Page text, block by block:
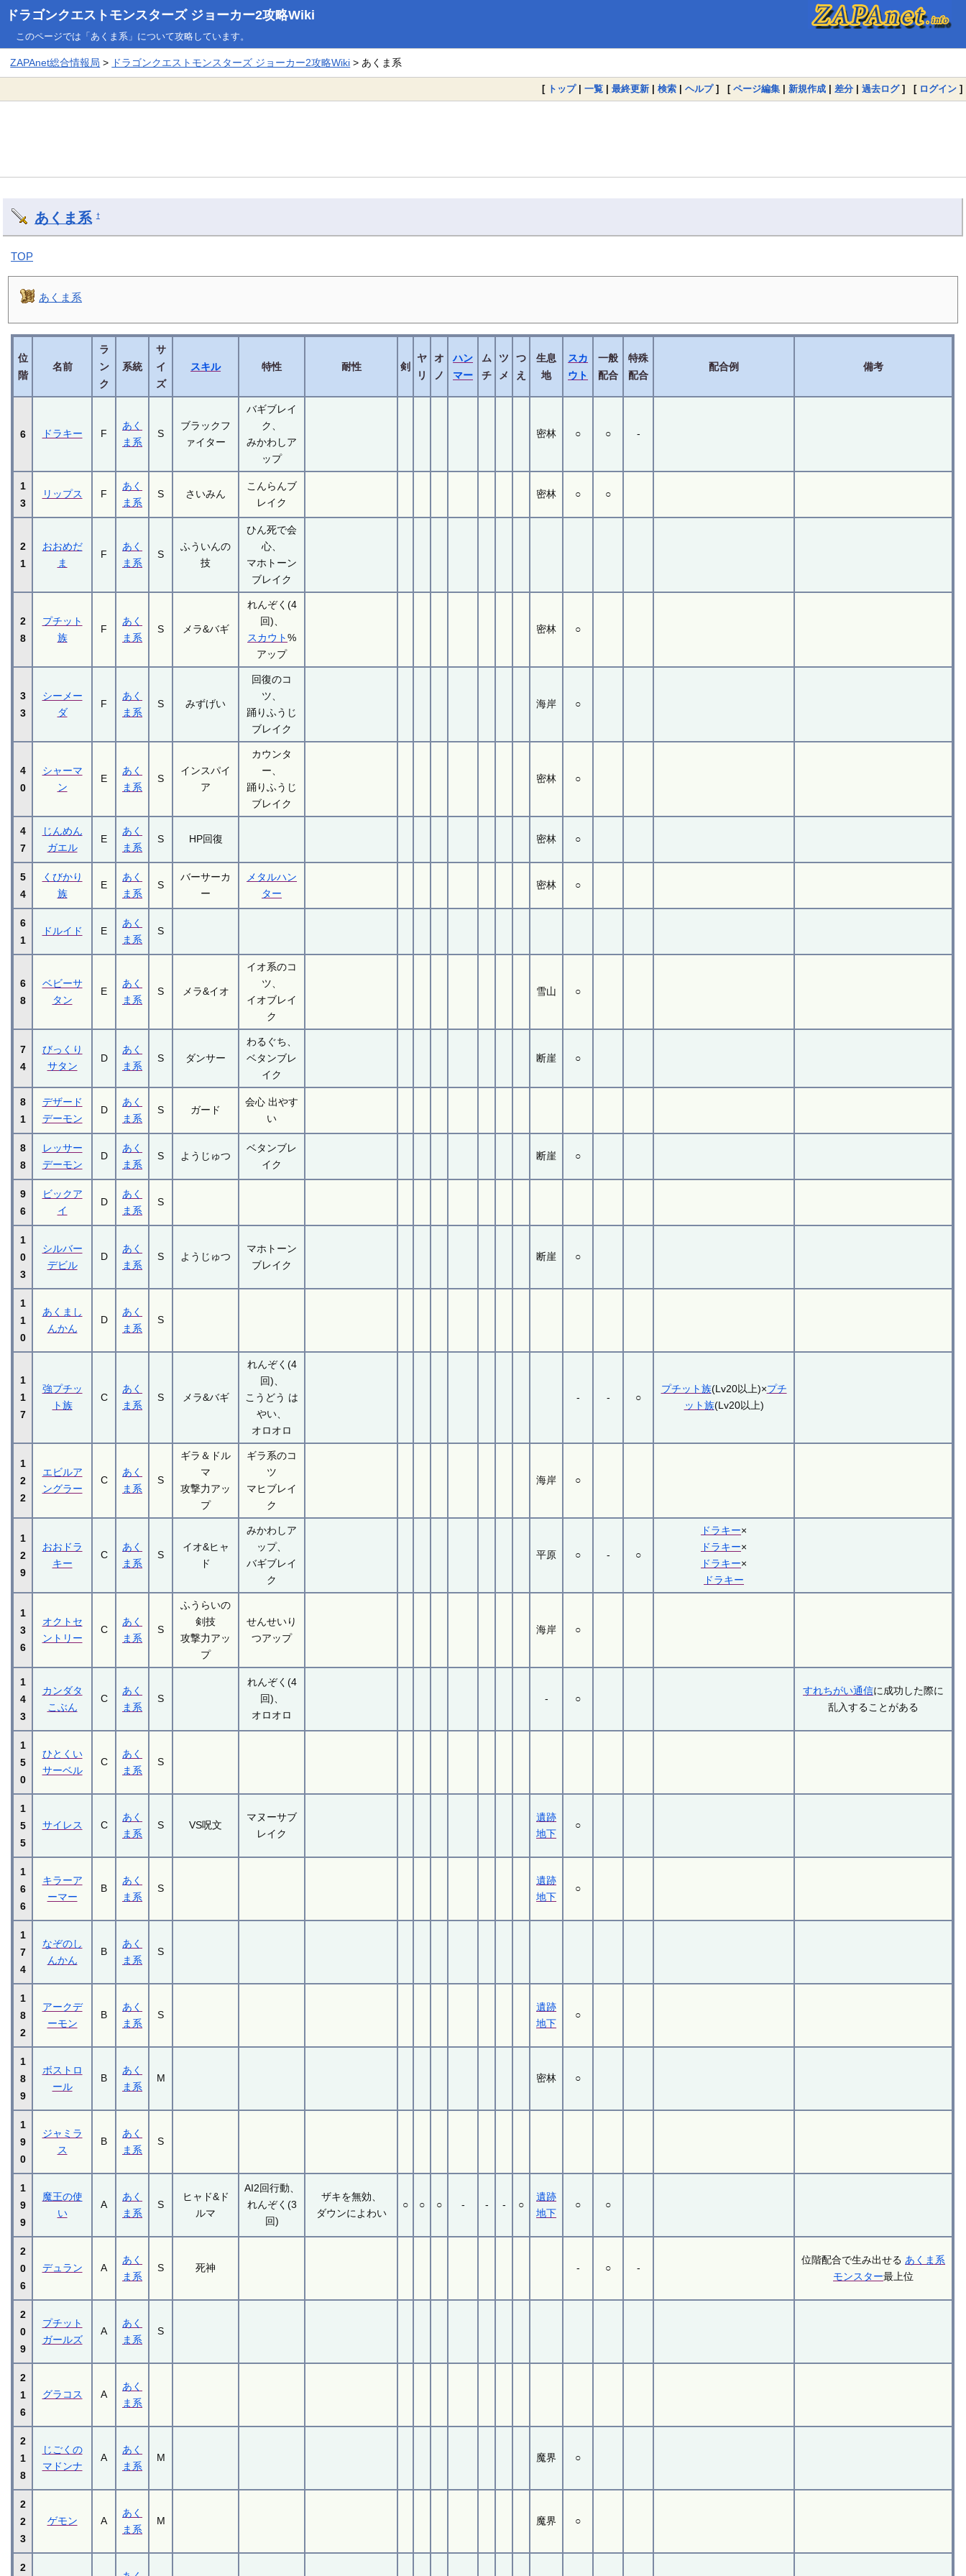
ドラゴンクエストモンスターズ ジョーカー2攻略Wiki
このページでは「あくま系」について攻略しています。
ZAPAnet総合情報局 > ドラゴンクエストモンスターズ ジョーカー2攻略Wiki > あくま系
[ トップ| 一覧 | 最終更新 | 検索 | ヘルプ] [ ページ編集 | 新規作成 | 差分 | 過去ログ] [ ログイン ]
あくま系 †
TOP
あくま系
位
階
名前
ラ
ン
ク
系統
サ
イ
ズ
スキル 特性 耐性 剣
ヤ
リ
オ
ノ
ハン
マー
ム
チ
ツ
メ
つ
え
生息
地
スカ
ウト
一般
配合
特殊
配合
配合例 備考
6 ドラキー F
あく
ま系
S
ブラックフ
ァイター
バギブレイ
ク、
みかわしア
ップ
密林 ○ ○ -
1
3
リップス F
あく
ま系
S さいみん
こんらんブ
レイク
密林 ○ ○
2
1
おおめだ
ま
F
あく
ま系
S
ふういんの
技
ひん死で会
心、
マホトーン
ブレイク
2
8
プチット
族
F
あく
ま系
S メラ&バギ
れんぞく(4
回)、
スカウト%
アップ
密林 ○
3
3
シーメー
ダ
F
あく
ま系
S みずげい
回復のコ
ツ、
踊りふうじ
ブレイク
海岸 ○
4
0
シャーマ
ン
E
あく
ま系
S
インスパイ
ア
カウンタ
ー、
踊りふうじ
ブレイク
密林 ○
4
7
じんめん
ガエル
E
あく
ま系
S HP回復 密林 ○
5
4
くびかり
族
E
あく
ま系
S
バーサーカ
ー
メタルハン
ター
密林 ○
6
1
ドルイド E
あく
ま系
S
6
8
ベビーサ
タン
E
あく
ま系
S メラ&イオ
イオ系のコ
ツ、
イオブレイ
ク
雪山 ○
7
4
びっくり
サタン
D
あく
ま系
S ダンサー
わるぐち、
ベタンブレ
イク
断崖 ○
8
1
デザード
デーモン
D
あく
ま系
S ガード
会心 出やす
い
8
8
レッサー
デーモン
D
あく
ま系
S ようじゅつ
ベタンブレ
イク
断崖 ○
9
6
ビックア
イ
D
あく
ま系
S
1
0
3
シルバー
デビル
D
あく
ま系
S ようじゅつ
マホトーン
ブレイク
断崖 ○
1
1
0
あくまし
んかん
D
あく
ま系
S
1
1
7
強プチッ
ト族
C
あく
ま系
S メラ&バギ
れんぞく(4
回)、
こうどう は
やい、
オロオロ
- - ○
プチット族(Lv20以上)×プチ
ット族(Lv20以上)
1
2
2
エビルア
ングラー
C
あく
ま系
S
ギラ＆ドル
マ
攻撃力アッ
プ
ギラ系のコ
ツ
マヒブレイ
ク
海岸 ○
1
2
9
おおドラ
キー
C
あく
ま系
S
イオ&ヒャ
ド
みかわしア
ップ、
バギブレイ
ク
平原 ○ - ○
ドラキー×
ドラキー×
ドラキー×
ドラキー
1
3
6
オクトセ
ントリー
C
あく
ま系
S
ふうらいの
剣技
攻撃力アッ
プ
せんせいり
つアップ
海岸 ○
1
4
3
カンダタ
こぶん
C
あく
ま系
S
れんぞく(4
回)、
オロオロ
- ○
すれちがい通信に成功した際に
乱入することがある
1
5
0
ひとくい
サーベル
C
あく
ま系
S
1
5
5
サイレス C
あく
ま系
S VS呪文
マヌーサブ
レイク
遺跡
地下
○
1
6
6
キラーア
ーマー
B
あく
ま系
S
遺跡
地下
○
1
7
4
なぞのし
んかん
B
あく
ま系
S
1
8
2
アークデ
ーモン
B
あく
ま系
S
遺跡
地下
○
1
8
9
ボストロ
ール
B
あく
ま系
M 密林 ○
1
9
0
ジャミラ
ス
B
あく
ま系
S
1
9
9
魔王の使
い
A
あく
ま系
S
ヒャド&ド
ルマ
AI2回行動、
れんぞく(3
回)
ザキを無効、
ダウンによわい
○ ○ ○ - - - ○
遺跡
地下
○ ○
2
0
6
デュラン A
あく
ま系
S 死神 - ○ -
位階配合で生み出せる あくま系
モンスター最上位
2
0
9
プチット
ガールズ
A
あく
ま系
S
2
1
6
グラコス A
あく
ま系
2
1
8
じごくの
マドンナ
A
あく
ま系
M 魔界 ○
2
2
3
ゲモン A
あく
ま系
M 魔界 ○
2